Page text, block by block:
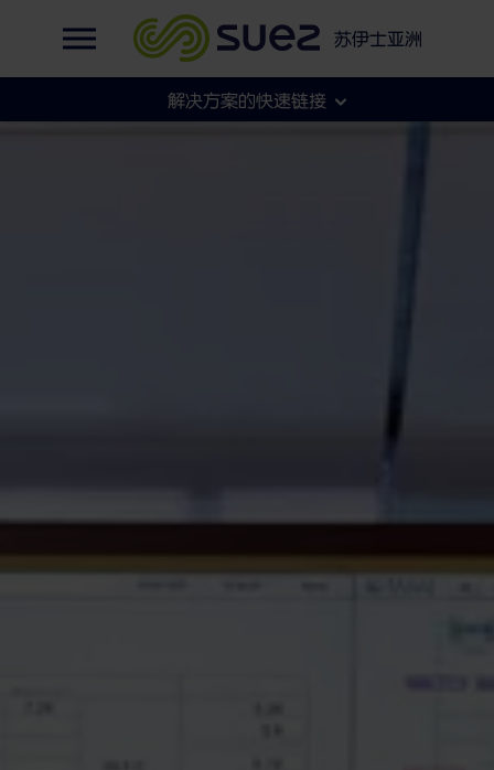
苏伊士亚洲
集团官网
我们的足迹
解决方案的快速链接